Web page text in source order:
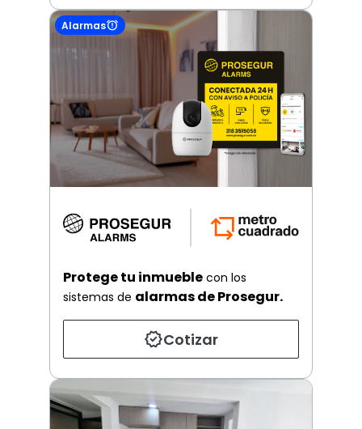
Alarmas
Protege tu inmueble con los
sistemas de alarmas de Prosegur.
Cotizar